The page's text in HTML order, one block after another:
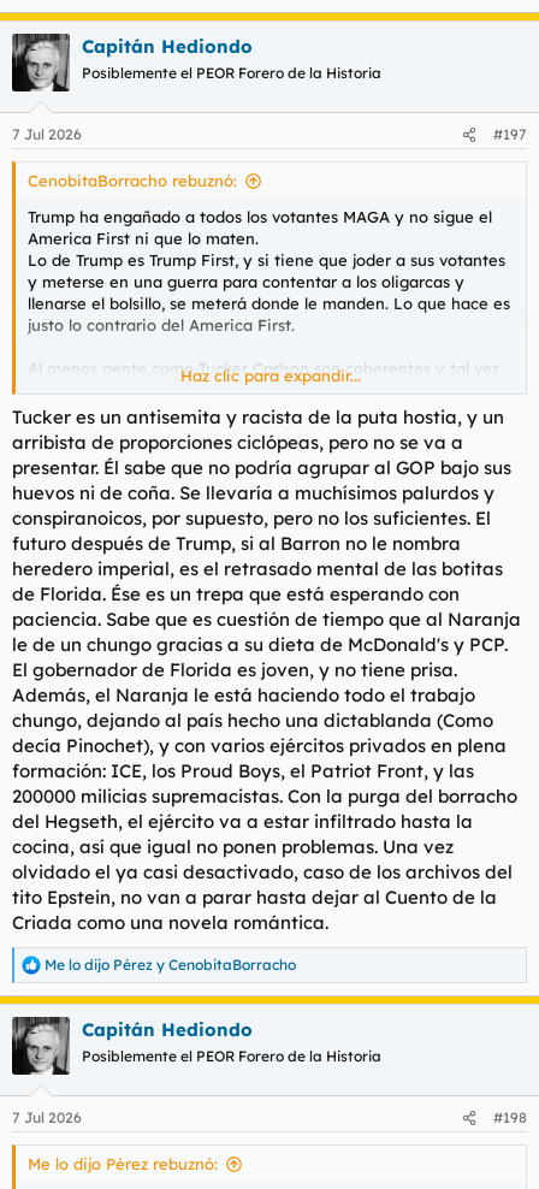
e
a
c
c
e
s
Capitán Hediondo
Posiblemente el PEOR Forero de la Historia
7 Jul 2026 #197
CenobitaBorracho rebuznó:
Trump ha engañado a todos los votantes MAGA y no sigue el
America First ni que lo maten.
Lo de Trump es Trump First, y si tiene que joder a sus votantes
y meterse en una guerra para contentar a los oligarcas y
llenarse el bolsillo, se meterá donde le manden. Lo que hace es
justo lo contrario del America First.
Al menos gente como Tucker Carlson son coherentes y tal vez
puedan suponer una alternativa al partido republicano.
Haz clic para expandir...
Tucker es un antisemita y racista de la puta hostia, y un
arribista de proporciones ciclópeas, pero no se va a
presentar. Él sabe que no podría agrupar al GOP bajo sus
huevos ni de coña. Se llevaría a muchísimos palurdos y
conspiranoicos, por supuesto, pero no los suficientes. El
futuro después de Trump, si al Barron no le nombra
heredero imperial, es el retrasado mental de las botitas
de Florida. Ése es un trepa que está esperando con
paciencia. Sabe que es cuestión de tiempo que al Naranja
le de un chungo gracias a su dieta de McDonald's y PCP.
El gobernador de Florida es joven, y no tiene prisa.
Además, el Naranja le está haciendo todo el trabajo
chungo, dejando al país hecho una dictablanda (Como
decía Pinochet), y con varios ejércitos privados en plena
formación: ICE, los Proud Boys, el Patriot Front, y las
200000 milicias supremacistas. Con la purga del borracho
del Hegseth, el ejército va a estar infiltrado hasta la
cocina, así que igual no ponen problemas. Una vez
olvidado el ya casi desactivado, caso de los archivos del
tito Epstein, no van a parar hasta dejar al Cuento de la
Criada como una novela romántica.
R
e
a
c
c
e
s
Me lo dijo Pérez y CenobitaBorracho
Capitán Hediondo
Posiblemente el PEOR Forero de la Historia
7 Jul 2026 #198
Me lo dijo Pérez rebuznó: